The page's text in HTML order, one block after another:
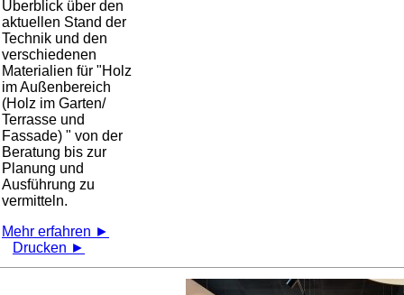
Überblick über den
aktuellen Stand der
Technik und den
verschiedenen
Materialien für
Holz
im Außenbereich
(Holz im Garten/
Terrasse und
Fassade)
von der
Beratung bis zur
Planung und
Ausführung zu
vermitteln.
Mehr erfahren ►
Drucken ►